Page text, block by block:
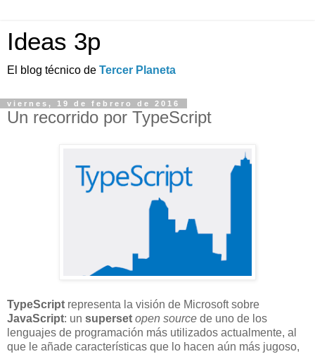
Ideas 3p
El blog técnico de Tercer Planeta
viernes, 19 de febrero de 2016
Un recorrido por TypeScript
TypeScript representa la visión de Microsoft sobre
JavaScript: un superset open source de uno de los
lenguajes de programación más utilizados actualmente, al
que le añade características que lo hacen aún más jugoso,